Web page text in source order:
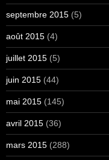
septembre 2015 (5)
août 2015 (4)
juillet 2015 (5)
juin 2015 (44)
mai 2015 (145)
avril 2015 (36)
mars 2015 (288)